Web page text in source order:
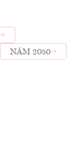
NĂM 2050